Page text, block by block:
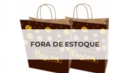
FORA DE ESTOQUE